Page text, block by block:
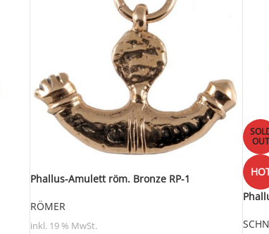
Phallus-Amulett röm. Bronze RP-1
RÖMER
inkl. 19 % MwSt.
OUT